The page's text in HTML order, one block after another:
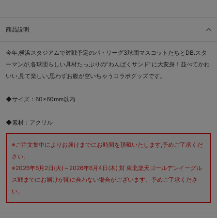
商品説明
今年,横浜スタジアムで対戦予定のパ・リーグ3球団マスコットたちとDB.スタ
ーマンが,各球団らしい具材たっぷりの“わんぱくサンド"に大変身！並べてかわ
いい,見て楽しい,思わずお腹が空いちゃうコラボグッズです。
◆サイズ：60×60mm以内
◆素材：アクリル
※ご注文集中によりお届けまでにお時間を頂戴いたします,予めご了承くだ
さい。
※2026年6月2日(火)～2026年6月4日(木) 対 東北楽天ゴールデンイーグル
ス戦までにお届けが間に合わない場合がございます。予めご了承くださ
い。